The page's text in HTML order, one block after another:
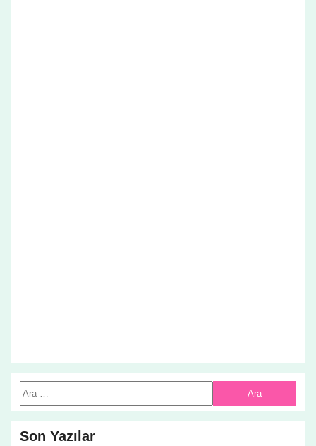
Son Yazılar